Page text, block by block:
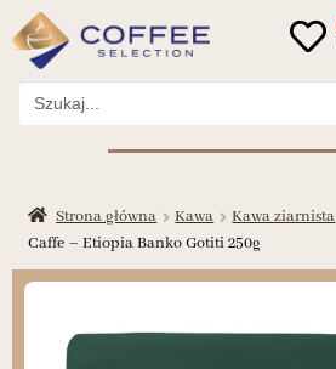
Search
for:
Strona główna Kawa Kawa ziarnista
Caffe – Etiopia Banko Gotiti 250g